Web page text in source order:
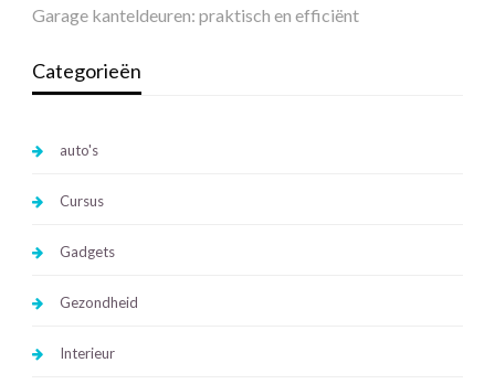
Garage kanteldeuren: praktisch en efficiënt
Categorieën
auto's
Cursus
Gadgets
Gezondheid
Interieur